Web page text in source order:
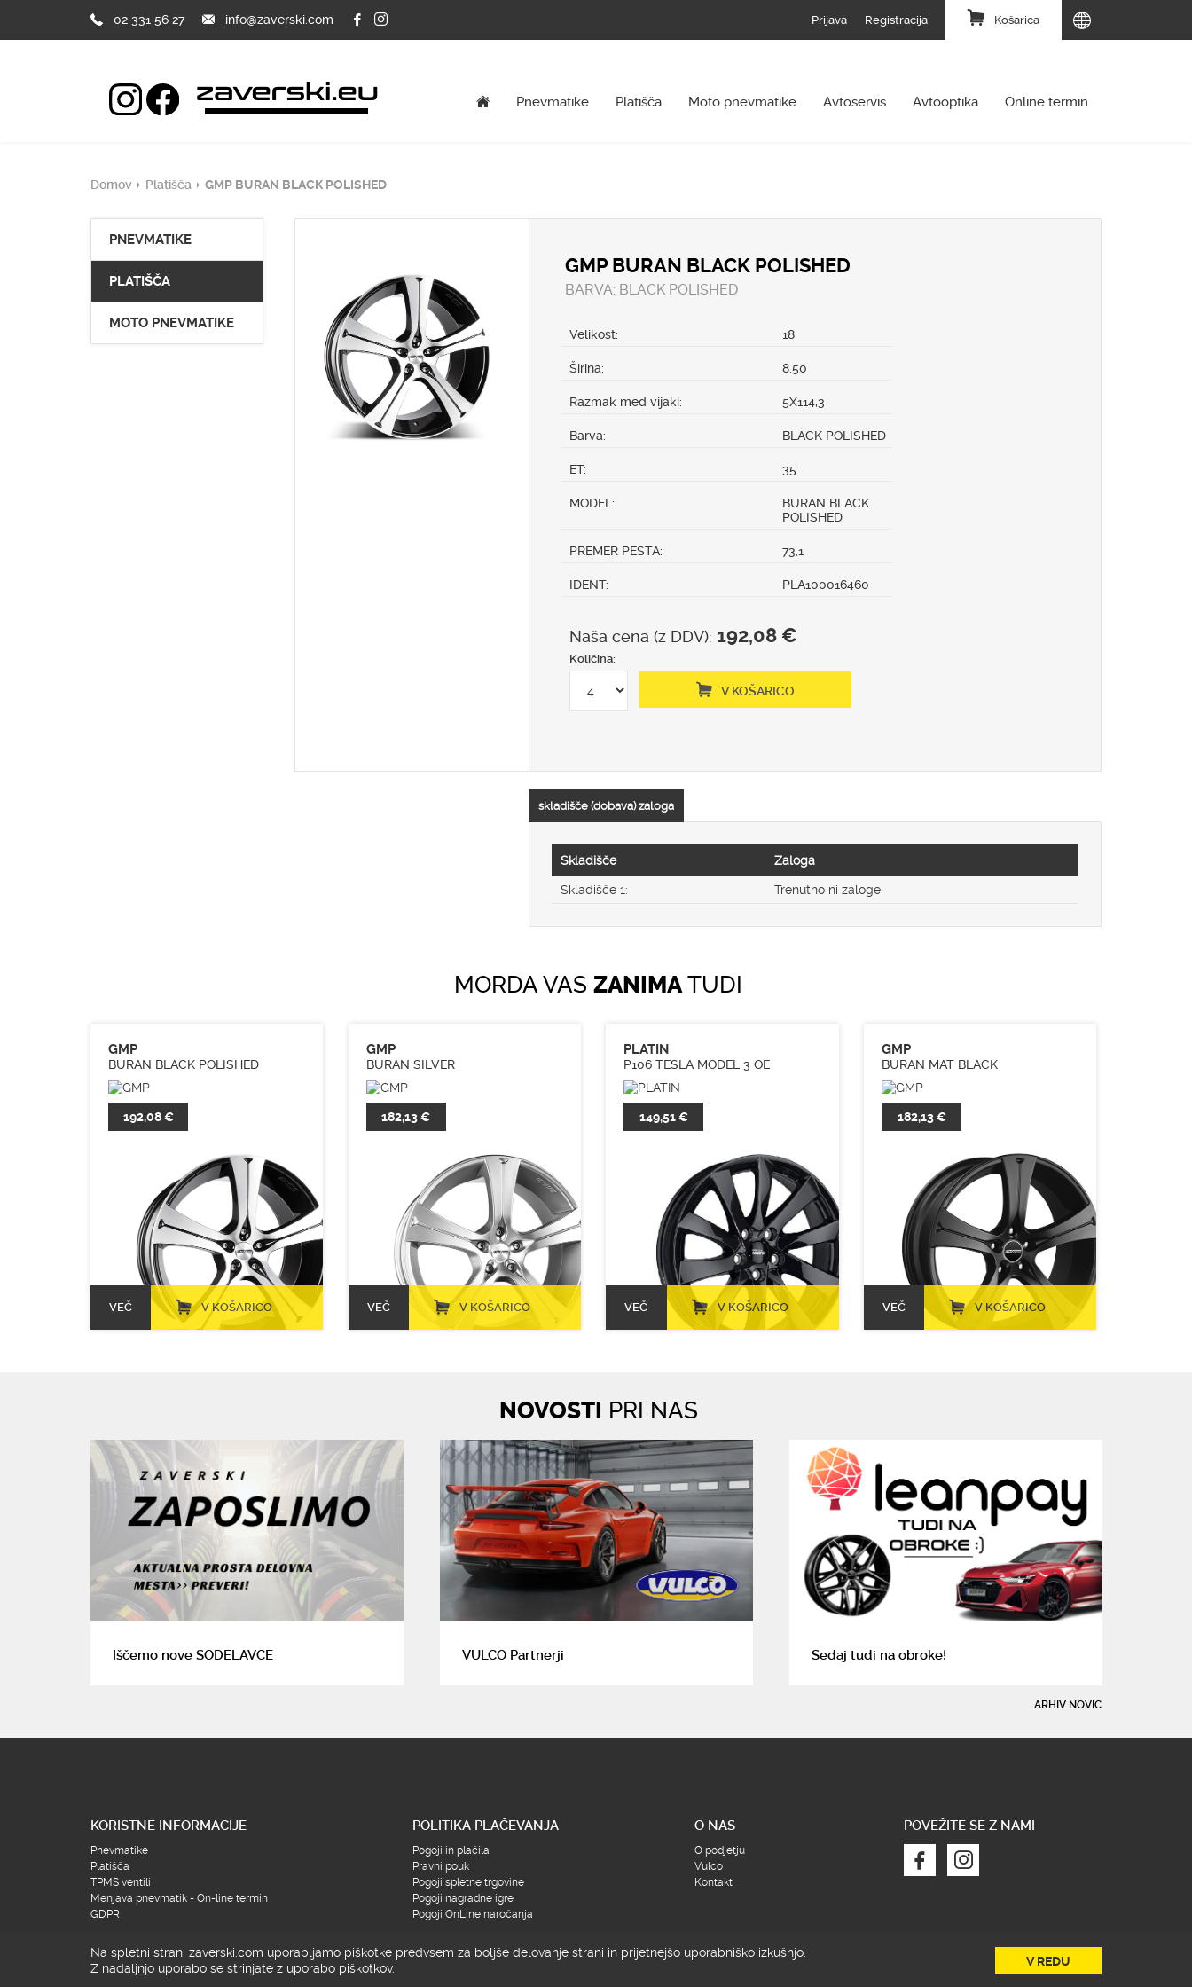
02 331 56 27 info@zaverski.com Prijava Registracija Košarica
Pnevmatike Platišča Moto pnevmatike Avtoservis Avtooptika Online termin
Domov Platišča GMP BURAN BLACK POLISHED
GMP BURAN BLACK POLISHED
BARVA: BLACK POLISHED
Velikost: 18
Širina: 8.50
Razmak med vijaki: 5X114,3
Barva: BLACK POLISHED
ET: 35
MODEL:
BURAN BLACK
POLISHED
PREMER PESTA: 73,1
IDENT: PLA100016460
Naša cena (z DDV): 192,08 €
Količina:
V KOŠARICO
skladišče (dobava) zaloga
Skladišče Zaloga
Skladišče 1: Trenutno ni zaloge
PNEVMATIKE
PLATIŠČA
MOTO PNEVMATIKE
MORDA VAS ZANIMATUDI
GMP
BURAN BLACK POLISHED
192,08 €
VEČ V KOŠARICO
GMP
BURAN SILVER
182,13 €
VEČ V KOŠARICO
PLATIN
P106 TESLA MODEL 3 OE
149,51 €
VEČ V KOŠARICO
GMP
BURAN MAT BLACK
182,13 €
VEČ V KOŠARICO
NOVOSTI PRI NAS
Iščemo nove SODELAVCE VULCO Partnerji Sedaj tudi na obroke!
ARHIV NOVIC
KORISTNE INFORMACIJE
Pnevmatike
Platišča
TPMS ventili
Menjava pnevmatik - On-line termin
GDPR
POLITIKA PLAČEVANJA
Pogoji in plačila
Pravni pouk
Pogoji spletne trgovine
Pogoji nagradne igre
Pogoji OnLine naročanja
O NAS
O podjetju
Vulco
Kontakt
POVEŽITE SE Z NAMI
Na spletni strani zaverski.com uporabljamo piškotke predvsem za boljše delovanje strani in prijetnejšo uporabniško izkušnjo.
Z nadaljnjo uporabo se strinjate z uporabo piškotkov.
V REDU